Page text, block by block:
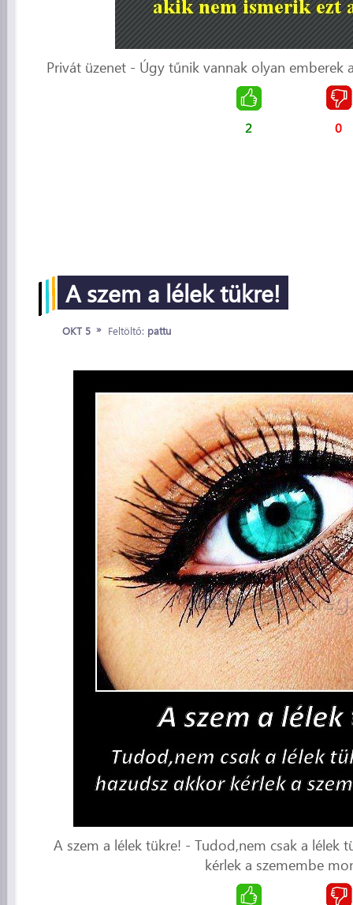
Privát üzenet - Úgy tűnik vannak olyan emberek
2 0
A szem a lélek tükre!
OKT 5 » Feltöltő: pattu
A szem a lélek tükre! - Tudod,nem csak a lélek
kérlek a szemembe